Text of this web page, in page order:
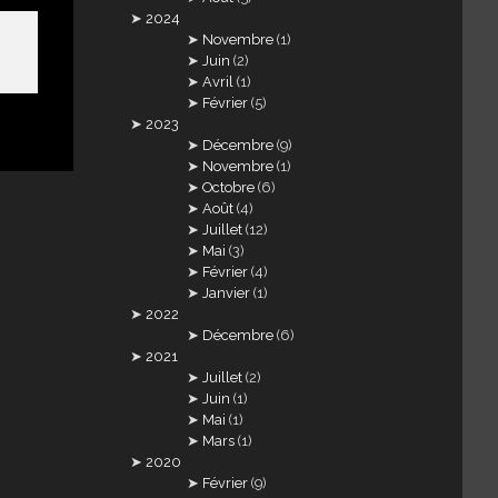
2024
Novembre (1)
Juin (2)
Avril (1)
Février (5)
2023
Décembre (9)
Novembre (1)
Octobre (6)
Août (4)
Juillet (12)
Mai (3)
Février (4)
Janvier (1)
2022
Décembre (6)
2021
Juillet (2)
Juin (1)
Mai (1)
Mars (1)
2020
Février (9)